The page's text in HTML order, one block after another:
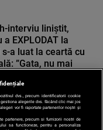
interviu liniștit,
a EXPLODAT la
a luat la ceartă cu
”Gata, nu mai
dvs., precum identificatorii cookie
alegerile dvs. făcând clic mai jos
vor fi raportate partenerilor noștri și
partenere, precum si furnizorii nostri de
sa functioneze, pentru a personaliza